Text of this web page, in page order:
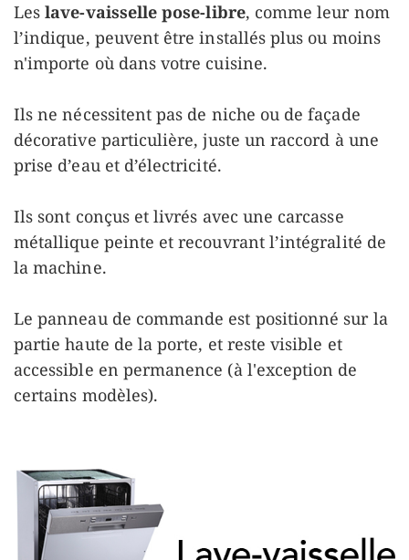
Leslave-vaisselle pose-libre, comme leur nom
l’indique, peuvent être installés plus ou moins
n'importe où dans votre cuisine.
Ils ne nécessitent pas de niche ou de façade
décorative particulière, juste un raccord à une
prise d’eau et d’électricité.
Ils sont conçus et livrés avec une carcasse
métallique peinte et recouvrant l’intégralité de
la machine.
Le panneau de commande est positionné sur la
partie haute de la porte, et reste visible et
accessible en permanence (à l'exception de
certains modèles).